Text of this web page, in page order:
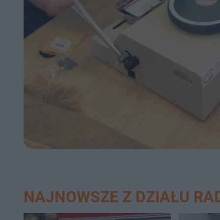
NAJNOWSZE Z DZIAŁU